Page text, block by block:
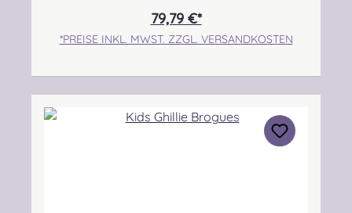
größer zu bestellen, da der Schuh etwas
kleiner ausfällt! Angabe zur Produktsicherheit
info@thistleshoes.com Verantwortliche
Person: Nieswiec & Zeh Easy Piping &
79,79 €*
*PREISE INKL. MWST. ZZGL. VERSANDKOSTEN